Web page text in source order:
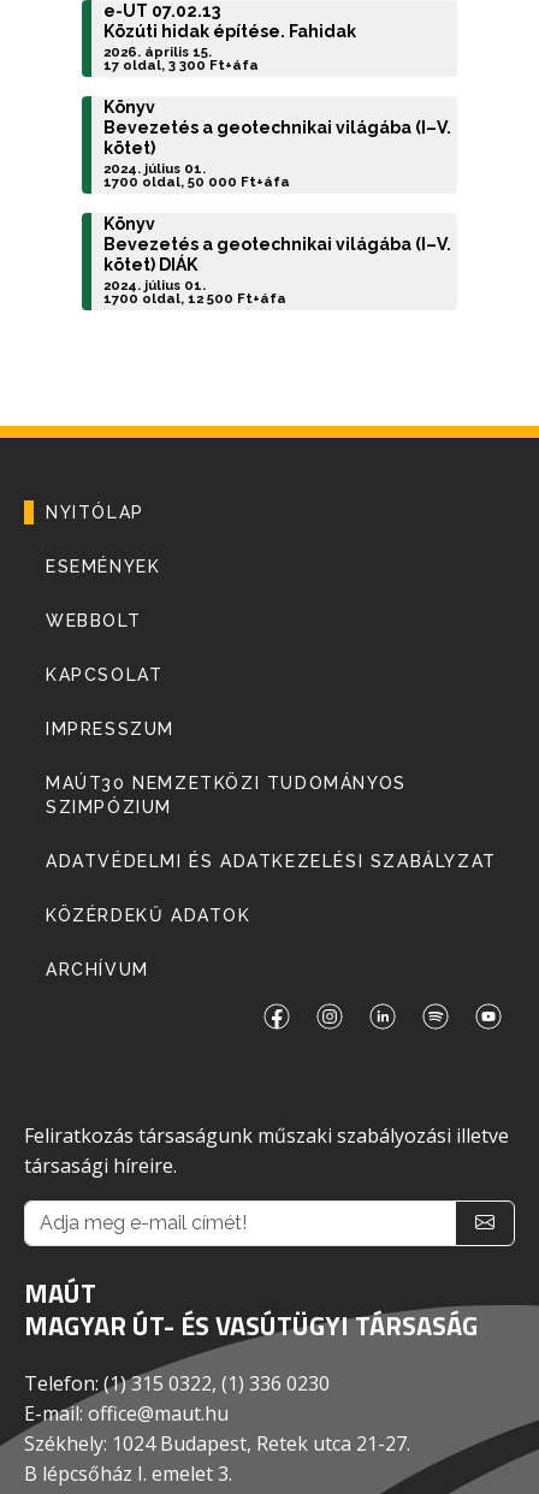
e-UT 07.02.13
Közúti hidak építése. Fahidak
2026. április 15.
17 oldal, 3 300 Ft+áfa
Könyv
Bevezetés a geotechnikai világába (I–V.
kötet)
2024. július 01.
1700 oldal, 50 000 Ft+áfa
Könyv
Bevezetés a geotechnikai világába (I–V.
kötet) DIÁK
2024. július 01.
1700 oldal, 12 500 Ft+áfa
NYITÓLAP
ESEMÉNYEK
WEBBOLT
KAPCSOLAT
IMPRESSZUM
MAÚT30 NEMZETKÖZI TUDOMÁNYOS
SZIMPÓZIUM
ADATVÉDELMI ÉS ADATKEZELÉSI SZABÁLYZAT
KÖZÉRDEKŰ ADATOK
ARCHÍVUM
Feliratkozás társaságunk műszaki szabályozási illetve
társasági híreire.
MAÚT
MAGYAR ÚT- ÉS VASÚTÜGYI TÁRSASÁG
Telefon: (1) 315 0322, (1) 336 0230
E-mail: office@maut.hu
Székhely: 1024 Budapest, Retek utca 21-27.
B lépcsőház I. emelet 3.